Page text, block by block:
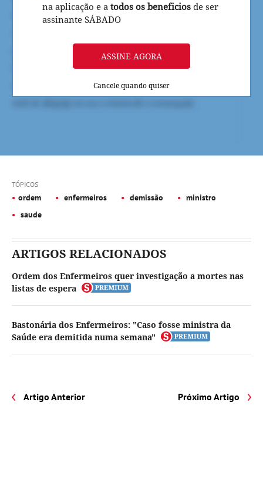
na aplicação e a todos os beneficios de ser
assinante SÁBADO
ASSINE AGORA
Cancele quando quiser
TÓPICOS
ordem enfermeiros demissão
ministro
saude
ARTIGOS RELACIONADOS
Ordem dos Enfermeiros quer investigação a mortes nas
listas de espera
Bastonária dos Enfermeiros: "Caso fosse ministra da
Saúde era demitida numa semana"
Artigo Anterior Próximo Artigo